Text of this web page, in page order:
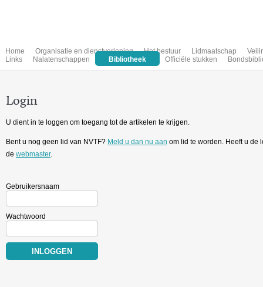
Home Organisatie en dienstverlening Het bestuur Lidmaatschap
Links
Nalatenschappen Bibliotheek Officiële stukken
Login
U dient in te loggen om toegang tot de artikelen te krijgen.
Bent u nog geen lid van NVTF? Meld u dan nu aan om lid te worden. Heeft u de
de webmaster.
Gebruikersnaam
Wachtwoord